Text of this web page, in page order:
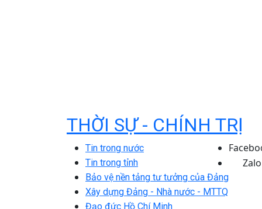
THỜI SỰ - CHÍNH TRỊ
Tin trong nước
Tin trong tỉnh
Bảo vệ nền tảng tư tưởng của Đảng
Xây dựng Đảng - Nhà nước - MTTQ
Đạo đức Hồ Chí Minh
Zalo